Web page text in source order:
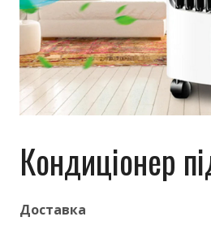
Кондиціонер
Доставка